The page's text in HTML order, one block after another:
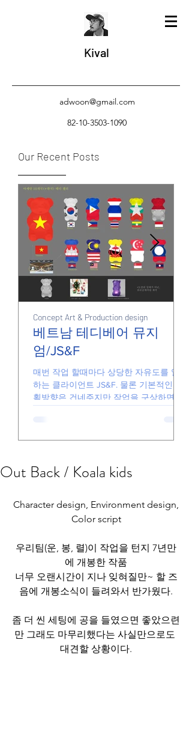
Kival
adwoon@gmail.com
82-10-3503-1090
Our Recent Posts
베트남 테디베어 뮤지
엄/JS&F
매번 작업 할때마다 상당한 자유도를 일임
하는 클라이언트 JS&F. 물론 기본적인 기
획방향은 건네주지만 작업을 구상하면서
Concept Art & Production design
Out Back / Koala kids
Color script
우리팀(운, 봉, 렬)이 작업을 턴지 7년만
에 개봉한 작품
너무 오랜시간이 지나 잊혀질만~ 할 즈
음에 개봉소식이 들려와서 반가웠다.
좀 더 씬 세팅에 공을 들였으면 좋았으련
만 그래도 마무리했다는 사실만으로도
대견할 상황이다.